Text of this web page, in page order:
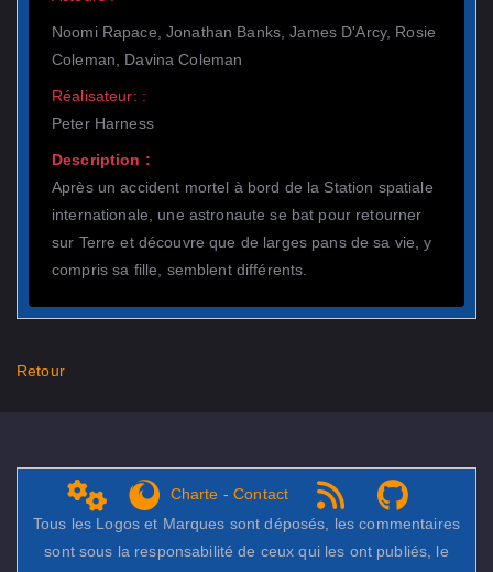
Noomi Rapace, Jonathan Banks, James D'Arcy, Rosie
Coleman, Davina Coleman
Réalisateur: :
Peter Harness
Description :
Après un accident mortel à bord de la Station spatiale
internationale, une astronaute se bat pour retourner
sur Terre et découvre que de larges pans de sa vie, y
compris sa fille, semblent différents.
Retour
Admin
get Firefox
Charte -Contact
RSS 1.0
NPDS Dune on Github ...
Tous les Logos et Marques sont déposés, les commentaires
sont sous la responsabilité de ceux qui les ont publiés, le